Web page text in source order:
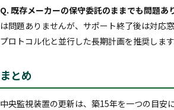
Q. 既存メーカーの保守委託のままでも問題あ
は問題ありませんが、サポート終了後は対応
プロトコル化と並行した長期計画を推奨します
まとめ
中央監視装置の更新は、築15年を一つの目